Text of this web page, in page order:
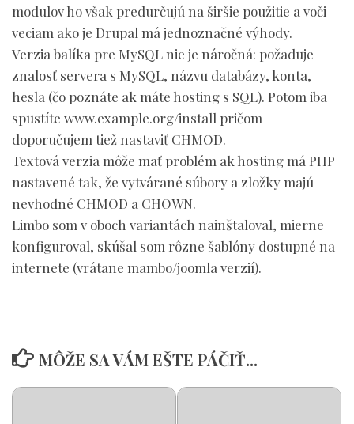
modulov ho však predurčujú na širšie použitie a voči
veciam ako je Drupal má jednoznačné výhody.
Verzia balíka pre MySQL nie je náročná: požaduje
znalosť servera s MySQL, názvu databázy, konta,
hesla (čo poznáte ak máte hosting s SQL). Potom iba
spustíte www.example.org/install pričom
doporučujem tiež nastaviť CHMOD.
Textová verzia môže mať problém ak hosting má PHP
nastavené tak, že vytvárané súbory a zložky majú
nevhodné CHMOD a CHOWN.
Limbo som v oboch variantách nainštaloval, mierne
konfiguroval, skúšal som rôzne šablóny dostupné na
internete (vrátane mambo/joomla verzií).
MÔŽE SA VÁM EŠTE PÁČIŤ...